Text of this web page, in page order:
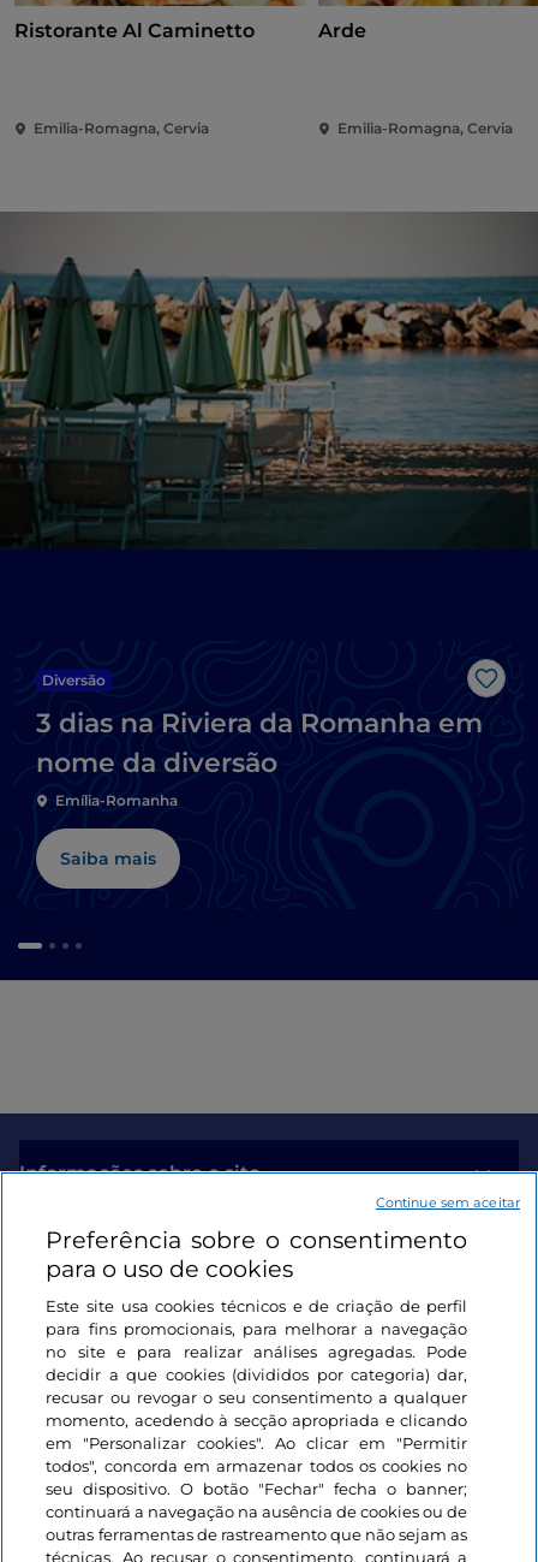
Ristorante Al Caminetto
Emilia-Romagna, Cervia
Arde
Emilia-Romagna, Cervia
Diversão
3 dias na Riviera da Romanha em
nome da diversão
Emília-Romanha
Saiba mais
Informações sobre o site
Ligações úteis
Iniciar sessão
Mantenha-se em contacto
Preferência sobre o consentimento
para o uso de cookies
Este site usa cookies técnicos e de criação de perfil
para fins promocionais, para melhorar a navegação
no site e para realizar análises agregadas. Pode
decidir a que cookies (divididos por categoria) dar,
recusar ou revogar o seu consentimento a qualquer
momento, acedendo à secção apropriada e clicando
em "Personalizar cookies". Ao clicar em "Permitir
todos", concorda em armazenar todos os cookies no
seu dispositivo. O botão "Fechar" fecha o banner;
continuará a navegação na ausência de cookies ou de
outras ferramentas de rastreamento que não sejam as
técnicas. Ao recusar o consentimento, continuará a
Continue sem aceitar